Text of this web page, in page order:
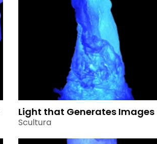
Light that Generates Images
Scultura